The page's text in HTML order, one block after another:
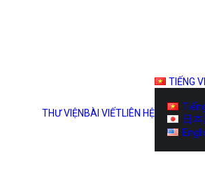
THƯ VIỆN BÀI VIẾTLIÊN HỆ
TIẾNG
日